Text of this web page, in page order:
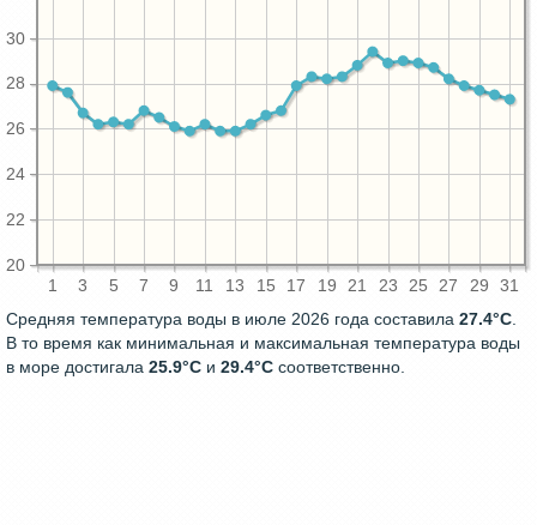
1 3 5 7 9 11 13 15 17 19 21 23 25 27 29 31
20
22
24
26
28
30
Средняя температура воды в июле 2026 года составила 27.4°C.
В то время как минимальная и максимальная температура воды
в море достигала 25.9°C и 29.4°C соответственно.